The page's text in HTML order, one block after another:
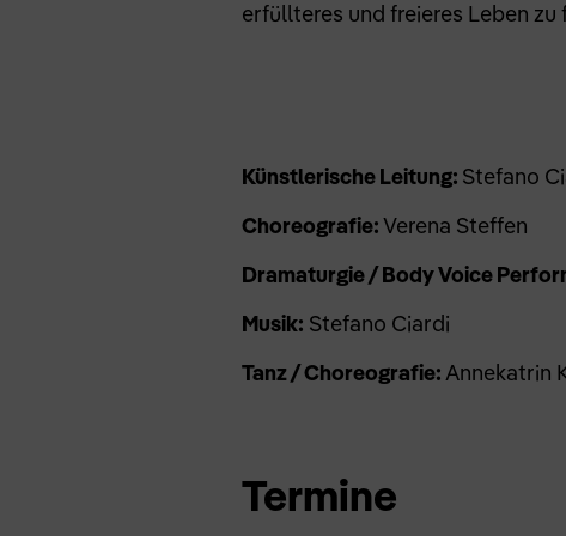
erfüllteres und freieres Leben zu
Künstlerische Leitung: Stefano
Choreografie:Verena Steffen
Dramaturgie / Body Voice
Musik: Stefano Ciardi
Tanz / Choreografie:Annekatrin
Termine